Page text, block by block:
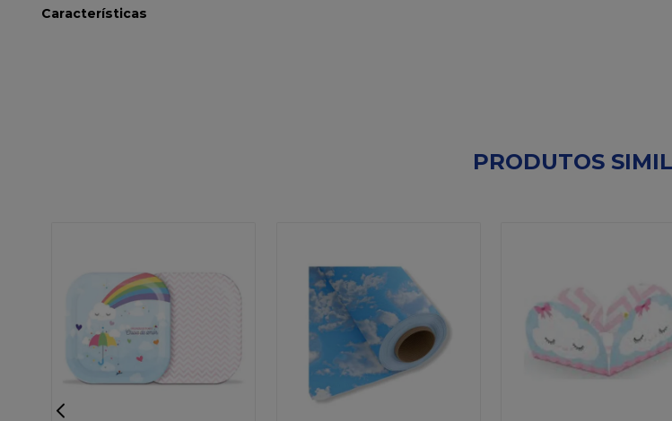
Características
PRODUTOS